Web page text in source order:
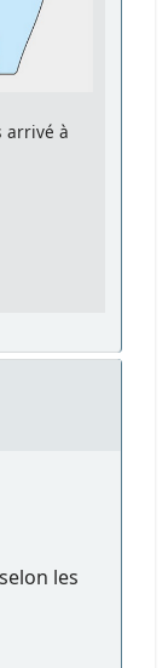
arrivé à
les